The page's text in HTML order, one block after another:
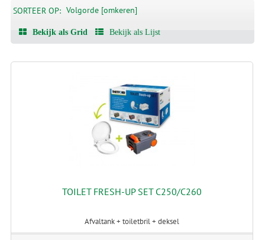
SORTEER OP: Volgorde [omkeren]
Bekijk als Grid Bekijk als Lijst
TOILET FRESH-UP SET C250/C260
Afvaltank + toiletbril + deksel